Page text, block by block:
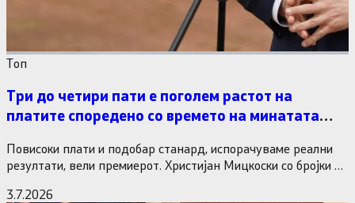
Tоп
Три до четири пати е поголем растот на
платите споредено со времето на минатата
Повисоки плати и подобар станард, испорачуваме реални
резултати, вели премиерот. Христијан Мицкоски со бројки и
3.7.2026